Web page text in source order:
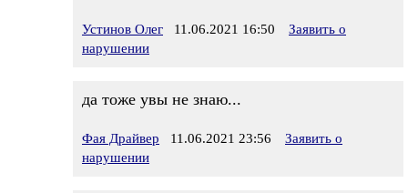
Устинов Олег 11.06.2021 16:50
Заявить о
нарушении
да тоже увы не знаю...
Фая Драйвер 11.06.2021 23:56
Заявить о
нарушении